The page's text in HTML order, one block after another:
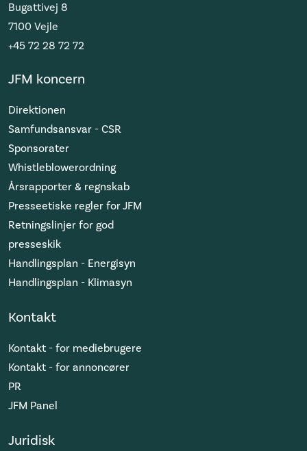
Bugattivej 8
7100 Vejle
+45 72 28 72 72
JFM koncern
Direktionen
Samfundsansvar - CSR
Sponsorater
Whistleblowerordning
Årsrapporter & regnskab
Presseetiske regler for JFM
Retningslinjer for god
presseskik
Handlingsplan - Energisyn
Handlingsplan - Klimasyn
Kontakt
Kontakt - for mediebrugere
Kontakt - for annoncører
PR
JFM Panel
Juridisk